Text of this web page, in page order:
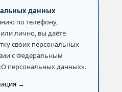
данных
по телефону,
лично, вы даёте
своих персональных
с Федеральным
персональных данных».
→